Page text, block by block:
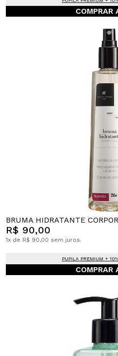
COMPRAR
BRUMA HIDRATANTE
R$ 90,00
1x de R$ 90,00 sem juros.
PUPILA PREMIUM +
COMPRAR